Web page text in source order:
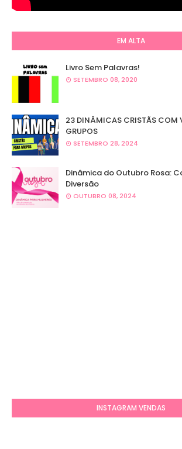
EM ALTA
Livro Sem Palavras!
SETEMBRO 08, 2020
23 DINÂMICAS CRISTÃS COM
GRUPOS
SETEMBRO 28, 2024
Dinâmica do Outubro Rosa:
Diversão
OUTUBRO 08, 2024
INSTAGRAM VENDAS